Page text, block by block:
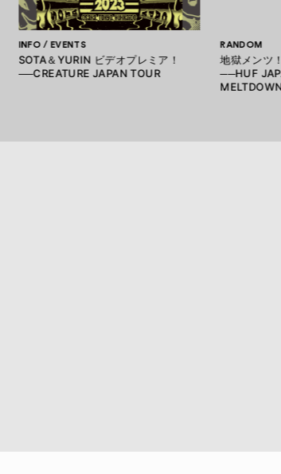
INFO / EVENTS
SOTA＆YURIN ビデオプレミア！
──CREATURE JAPAN TOUR
RANDOM
地獄メンツ
──HUF